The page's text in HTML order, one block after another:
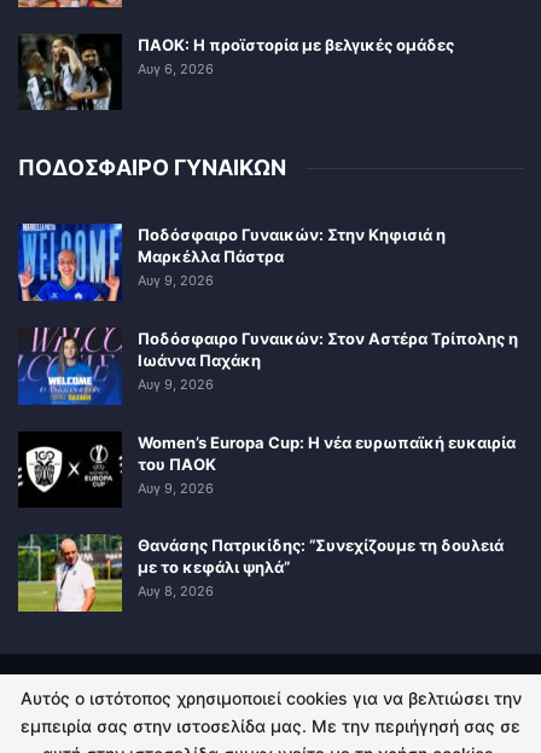
ΠΑΟΚ: Η προϊστορία με βελγικές ομάδες
Αυγ 6, 2026
ΠΟΔΟΣΦΑΙΡΟ ΓΥΝΑΙΚΩΝ
Ποδόσφαιρο Γυναικών: Στην Κηφισιά η
Μαρκέλλα Πάστρα
Αυγ 9, 2026
Ποδόσφαιρο Γυναικών: Στον Αστέρα Τρίπολης η
Ιωάννα Παχάκη
Αυγ 9, 2026
Women’s Europa Cup: Η νέα ευρωπαϊκή ευκαιρία
του ΠΑΟΚ
Αυγ 9, 2026
Θανάσης Πατρικίδης: “Συνεχίζουμε τη δουλειά
με το κεφάλι ψηλά”
Αυγ 8, 2026
ΠΟΛΙΤΙΚΗ ΑΠΟΡΡΗΤΟΥ ΕΠΙΚΟΙΝΩΝΙΑ
Αυτός ο ιστότοπος χρησιμοποιεί cookies για να βελτιώσει την
εμπειρία σας στην ιστοσελίδα μας. Με την περιήγησή σας σε